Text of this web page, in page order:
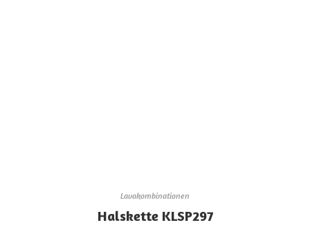
Lavakombinationen
Halskette KLSP297